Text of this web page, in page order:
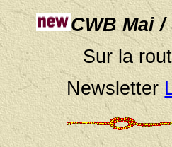
CWB Mai
Sur la
Newsletter